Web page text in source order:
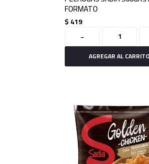
FORMATO
$419
-